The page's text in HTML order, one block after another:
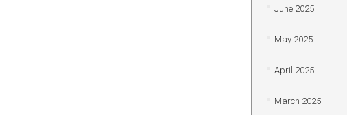
June 2025
May 2025
April 2025
March 2025